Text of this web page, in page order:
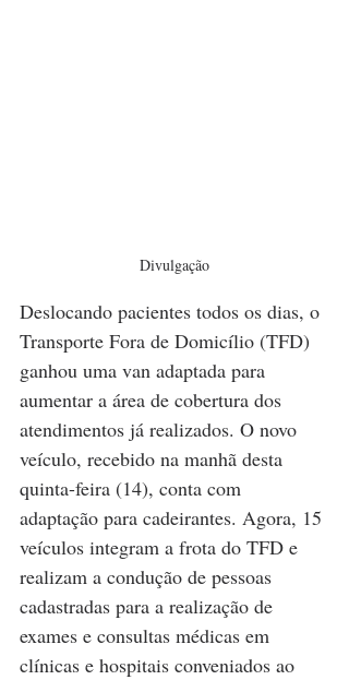
Divulgação
Deslocando pacientes todos os dias, o
Transporte Fora de Domicílio (TFD)
ganhou uma van adaptada para
aumentar a área de cobertura dos
atendimentos já realizados. O novo
veículo, recebido na manhã desta
quinta-feira (14), conta com
adaptação para cadeirantes. Agora, 15
veículos integram a frota do TFD e
realizam a condução de pessoas
cadastradas para a realização de
exames e consultas médicas em
clínicas e hospitais conveniados ao